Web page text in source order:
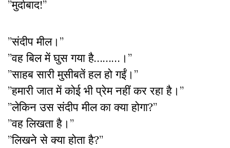
”मुर्दाबाद!”
”संदीप मील।”
”वह बिल में घुस गया है………।”
”साहब सारी मुसीबतें हल हो गईं।”
”हमारी जात में कोई भी प्रेम नहीं कर रहा है।”
”लेकिन उस संदीप मील का क्या होगा?”
”वह लिखता है।”
”लिखने से क्या होता है?”